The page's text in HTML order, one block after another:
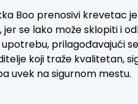
Boo prenosivi krevetac
se lako može sklopiti i
prilagođavajući
koji traže kvalitetan,
uvek na sigurnom mestu.